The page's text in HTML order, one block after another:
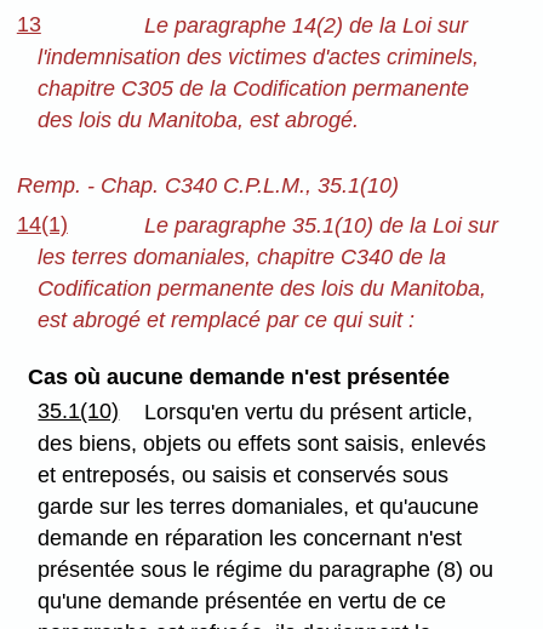
13
Le paragraphe 14(2) de la Loi sur
l'indemnisation des victimes d'actes criminels,
chapitre C305 de la Codification permanente
des lois du Manitoba, est abrogé.
Remp. - Chap. C340 C.P.L.M., 35.1(10)
14(1)
Le paragraphe 35.1(10) de la Loi sur
les terres domaniales, chapitre C340 de la
Codification permanente des lois du Manitoba,
est abrogé et remplacé par ce qui suit :
Cas où aucune demande n'est présentée
35.1(10)
Lorsqu'en vertu du présent article,
des biens, objets ou effets sont saisis, enlevés
et entreposés, ou saisis et conservés sous
garde sur les terres domaniales, et qu'aucune
demande en réparation les concernant n'est
présentée sous le régime du paragraphe (8) ou
qu'une demande présentée en vertu de ce